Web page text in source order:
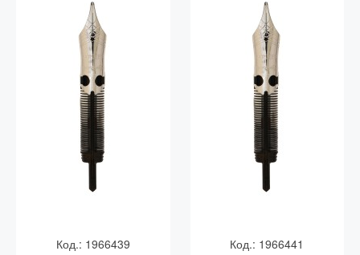
Код.: 1966439 Код.: 1966441